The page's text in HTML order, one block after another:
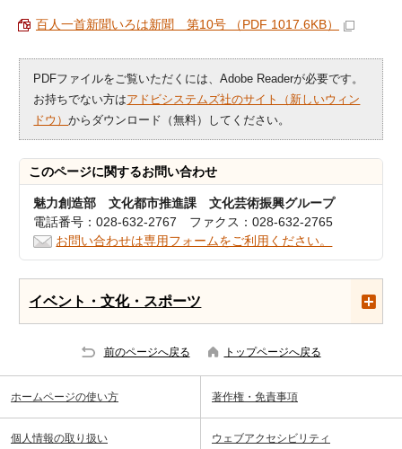
百人一首新聞いろは新聞 第10号 （PDF 1017.6KB）
PDFファイルをご覧いただくには、Adobe Readerが必要です。
お持ちでない方はアドビシステムズ社のサイト（新しいウィン
ドウ）からダウンロード（無料）してください。
このページに関するお問い合わせ
魅力創造部 文化都市推進課 文化芸術振興グループ
電話番号：028-632-2767 ファクス：028-632-2765
お問い合わせは専用フォームをご利用ください。
イベント・文化・スポーツ
前のページへ戻る トップページへ戻る
ホームページの使い方 著作権・免責事項
個人情報の取り扱い ウェブアクセシビリティ